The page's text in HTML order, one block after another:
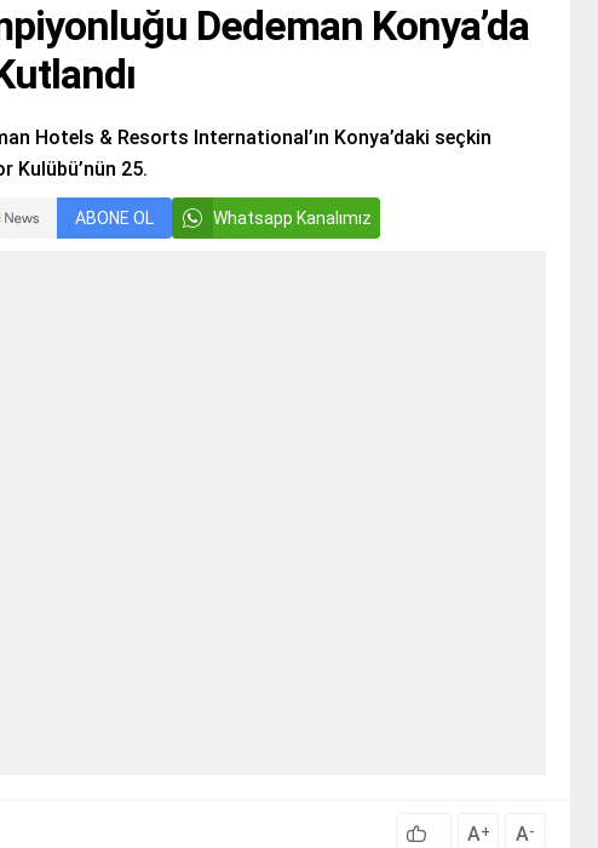
Dedeman Konya’da
Hotels & Resorts International’ın Konya’daki seçkin
Kulübü’nün 25.
ABONE OL Whatsapp Kanalımız
A+ A-